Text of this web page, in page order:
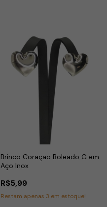
Brinco Coração Boleado G em
Aço Inox
R$5,99
Restam apenas 3 em estoque!